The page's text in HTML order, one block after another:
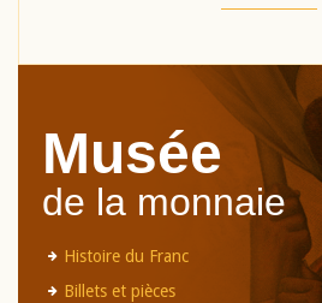
Musée
de la monnaie
Histoire du Franc
Billets et pièces